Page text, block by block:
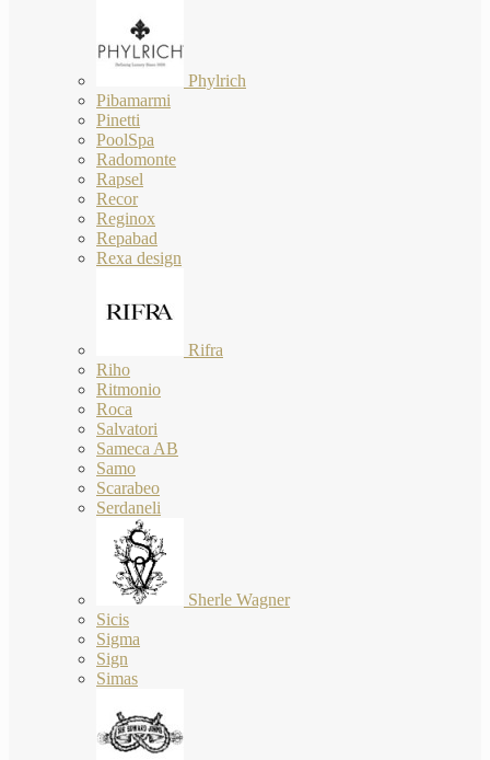
Phylrich
Pibamarmi
Pinetti
PoolSpa
Radomonte
Rapsel
Recor
Reginox
Repabad
Rexa design
Rifra
Riho
Ritmonio
Roca
Salvatori
Sameca AB
Samo
Scarabeo
Serdaneli
Sherle Wagner
Sicis
Sigma
Sign
Simas